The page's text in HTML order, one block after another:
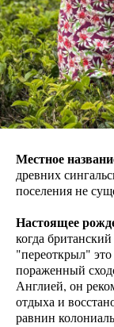
Местное
древних
поселения не
Настоящее
когда
"переоткрыл"
пораженный
Англией, он
отдыха и
равнин